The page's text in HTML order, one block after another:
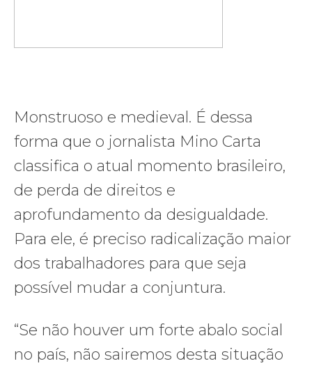
Monstruoso e medieval. É dessa
forma que o jornalista Mino Carta
classifica o atual momento brasileiro,
de perda de direitos e
aprofundamento da desigualdade.
Para ele, é preciso radicalização maior
dos trabalhadores para que seja
possível mudar a conjuntura.
“Se não houver um forte abalo social
no país, não sairemos desta situação